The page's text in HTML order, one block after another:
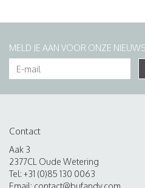
MELD JE AAN VOOR ONZE
Contact
Aak 3
2377CL Oude Wetering
Tel: +31 (0)85 130 0063
Email: contact@bufandy.com